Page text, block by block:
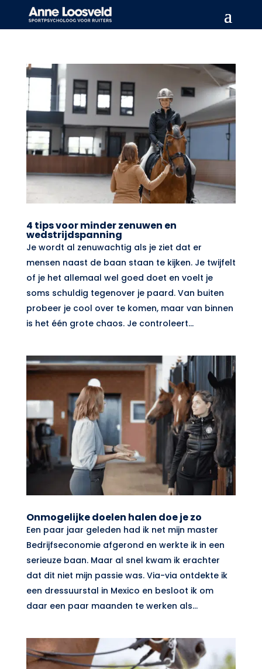
4 tips voor minder zenuwen en
wedstrijdspanning
Je wordt al zenuwachtig als je ziet dat er
mensen naast de baan staan te kijken. Je twijfelt
of je het allemaal wel goed doet en voelt je
soms schuldig tegenover je paard. Van buiten
probeer je cool over te komen, maar van binnen
is het één grote chaos. Je controleert...
Onmogelijke doelen halen doe je zo
Een paar jaar geleden had ik net mijn master
Bedrijfseconomie afgerond en werkte ik in een
serieuze baan. Maar al snel kwam ik erachter
dat dit niet mijn passie was. Via-via ontdekte ik
een dressuurstal in Mexico en besloot ik om
daar een paar maanden te werken als...